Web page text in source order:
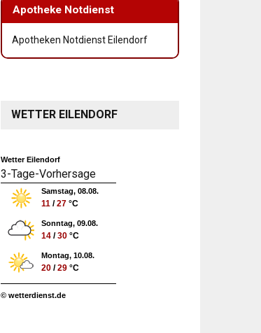
Apotheke Notdienst
Apotheken Notdienst Eilendorf
WETTER EILENDORF
Wetter Eilendorf
3-Tage-Vorhersage
Samstag, 08.08.
11 /27 °C
Sonntag, 09.08.
14 /30 °C
Montag, 10.08.
20 /29 °C
© wetterdienst.de